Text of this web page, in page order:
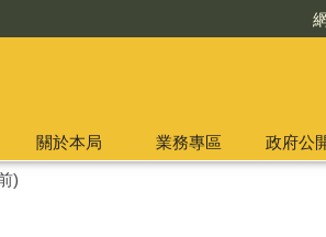
關於本局 業務專區 政府公
)